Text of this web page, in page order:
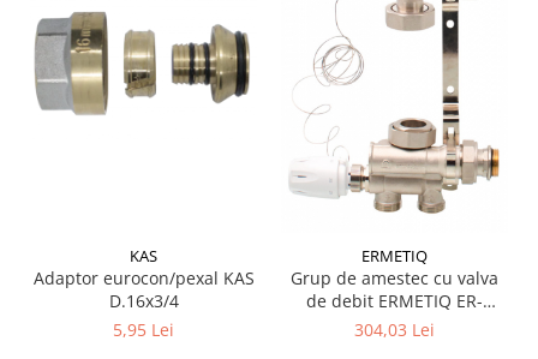
Aparate de Aer conditionat 12000
btu
Aparate de Aer conditionat 18000
Aparate de Aer conditionat 24000
Panouri solare
Panouri solare presurizate si
KAS
Adaptor eurocon/pexal KAS
D.16x3/4
5,95 Lei
ERMETIQ
Grup de amestec cu valva
de debit ERMETIQ ER-
MWS705
304,03 Lei